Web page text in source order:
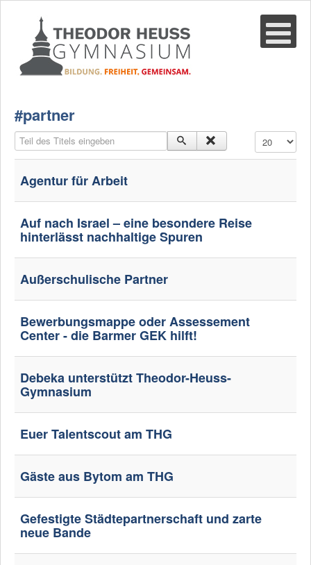
#partner
Teil des Titels eingeben Anzeige #
Agentur für Arbeit
Auf nach Israel – eine besondere Reise
hinterlässt nachhaltige Spuren
Außerschulische Partner
Bewerbungsmappe oder Assessement
Center - die Barmer GEK hilft!
Debeka unterstützt Theodor-Heuss-
Gymnasium
Euer Talentscout am THG
Gäste aus Bytom am THG
Gefestigte Städtepartnerschaft und zarte
neue Bande